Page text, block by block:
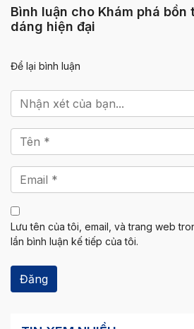
Bình luận cho Khám phá bồn
dáng hiện đại
Để lại bình luận
Lưu tên của tôi, email, và trang web
lần bình luận kế tiếp của tôi.